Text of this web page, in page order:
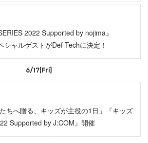
2022 Supported by nojima』
シャルゲストがDef Techに決定！
6/17(Fri)
ちへ贈る、キッズが主役の1日」『キッズ
Supported by J:COM』開催